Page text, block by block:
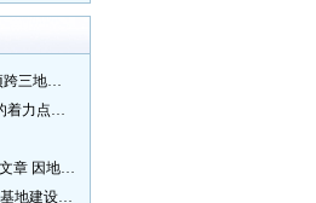
经纬线·当全运会遇上大湾区：办一项跨三地的赛事有多硬核？
一习话·迈向“十五五”｜“把发展经济的着力点放在实体经济上”
《求是》杂志发表习近平总书记重要文章 因地制宜发展新质生产力
共享“大金砖合作”金色机遇 金砖创新基地建设成效显著